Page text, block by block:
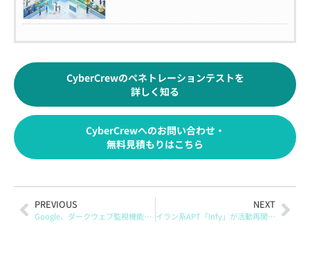
CyberCrewのペネトレーションテストを
詳しく知る
CyberCrewへのお問い合わせ・
無料見積もりはこちら
PREVIOUS
Google、ダークウェブ監視機能を2026年2月に終了へ
NEXT
イラン系APT「Infy」が活動再開か、長期潜伏後に新たなマルウェア活動を確認